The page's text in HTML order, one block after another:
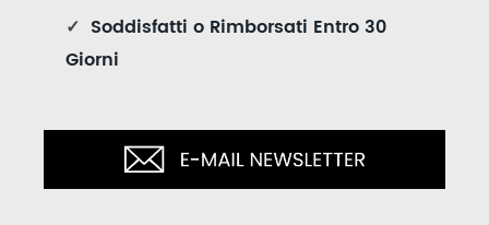
✓ Soddisfatti o Rimborsati Entro 30
Giorni